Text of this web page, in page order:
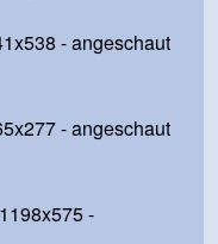
- angeschaut
- angeschaut
-